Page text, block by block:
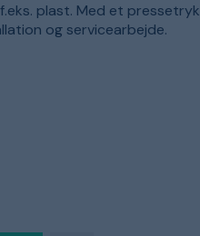
plast. Med et pressetryk
og servicearbejde.